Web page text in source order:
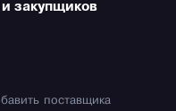
и закупщиков
поставщика